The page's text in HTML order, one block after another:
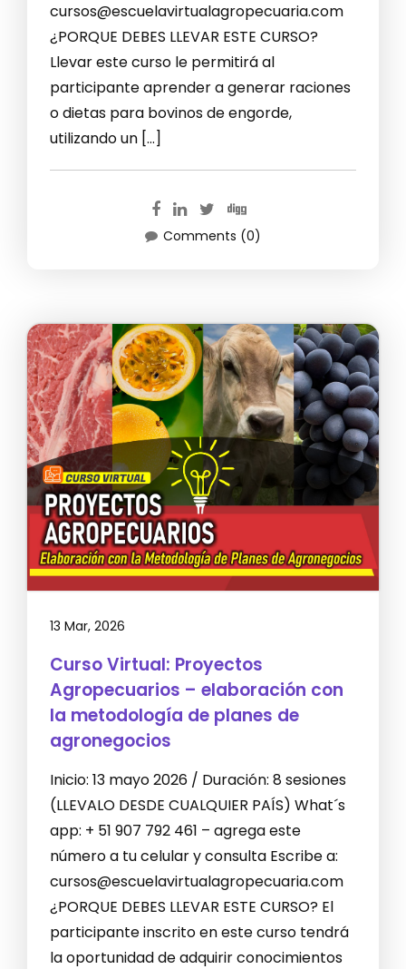
cursos@escuelavirtualagropecuaria.com
¿PORQUE DEBES LLEVAR ESTE CURSO?
Llevar este curso le permitirá al
participante aprender a generar raciones
o dietas para bovinos de engorde,
utilizando un […]
Comments (0)
13 Mar, 2026
Curso Virtual: Proyectos
Agropecuarios – elaboración con
la metodología de planes de
agronegocios
Inicio: 13 mayo 2026 / Duración: 8 sesiones
(LLEVALO DESDE CUALQUIER PAÍS) What´s
app: + 51 907 792 461 – agrega este
número a tu celular y consulta Escribe a:
cursos@escuelavirtualagropecuaria.com
¿PORQUE DEBES LLEVAR ESTE CURSO? El
participante inscrito en este curso tendrá
la oportunidad de adquirir conocimientos